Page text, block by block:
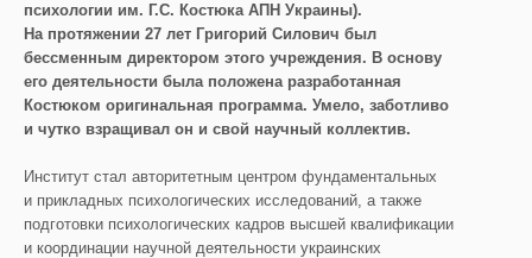
психологии им. Г.С. Костюка АПН Украины).
На протяжении 27 лет Григорий Силович был
бессменным директором этого учреждения. В основу
его деятельности была положена разработанная
Костюком оригинальная программа. Умело, заботливо
и чутко взращивал он и свой научный коллектив.
Институт стал авторитетным центром фундаментальных
и прикладных психологических исследований, а также
подготовки психологических кадров высшей квалификации
и координации научной деятельности украинских